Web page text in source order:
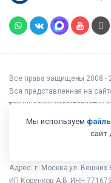
Все права защищены 2008 -
Вся представленная на
технических характеристик
возможностей
услуг, носит
является публичной
Адрес: г. Москва ул.
ИП Коренков А.В. ИНН
Мы используем
сайт